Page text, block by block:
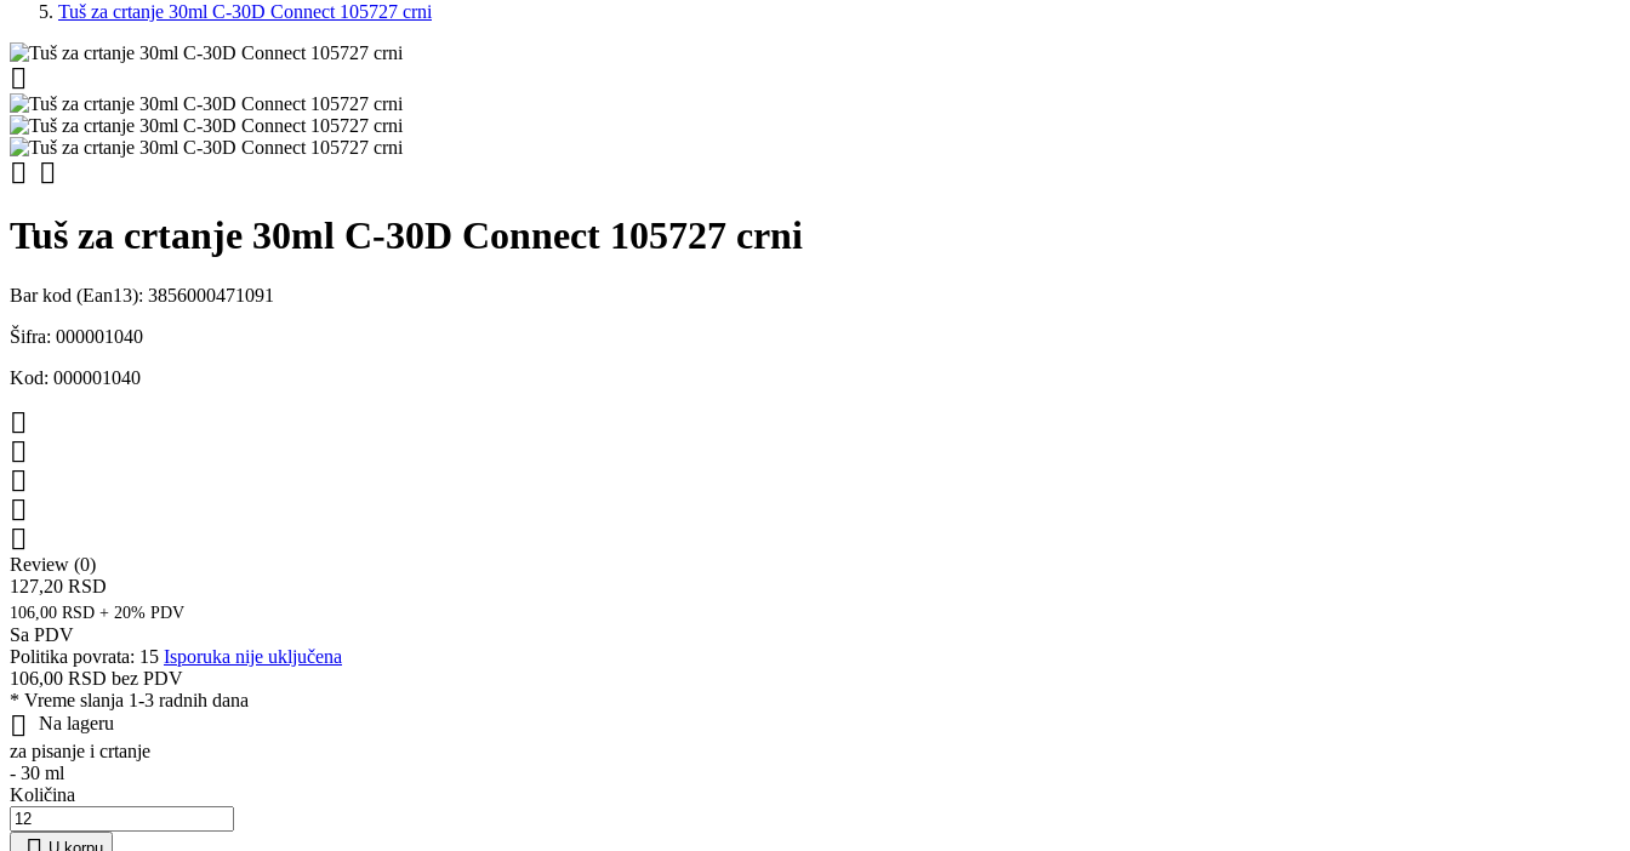
Tuš za crtanje 30ml C-30D Connect 105727 crni

 
Tuš za crtanje 30ml C-30D Connect 105727 crni
Bar kod (Ean13): 3856000471091
Šifra: 000001040
Kod: 000001040





Review (0)
127,20 RSD
106,00 RSD + 20% PDV
Sa PDV
Politika povrata: 15 Isporuka nije uključena
106,00 RSD bez PDV
* Vreme slanja 1-3 radnih dana

Na lageru
za pisanje i crtanje
- 30 ml
Količina